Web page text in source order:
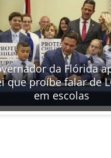
da Flórida
que proíbe falar de
em escolas